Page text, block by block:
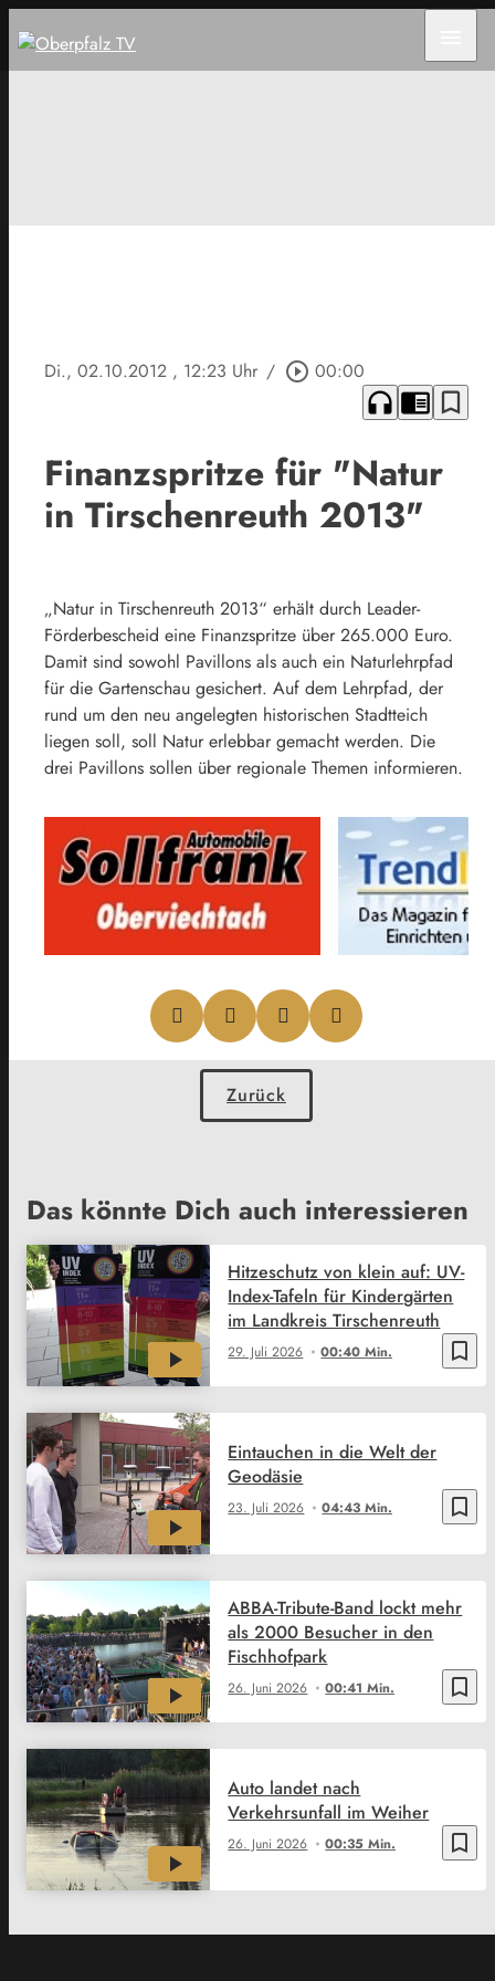
Di., 02.10.2012 , 12:23 Uhr / play_circle_outline 00:00
headphones chrome_reader_mode bookmark_border
Finanzspritze für "Natur
in Tirschenreuth 2013"
„Natur in Tirschenreuth 2013“ erhält durch Leader-
Förderbescheid eine Finanzspritze über 265.000 Euro.
Damit sind sowohl Pavillons als auch ein Naturlehrpfad
für die Gartenschau gesichert. Auf dem Lehrpfad, der
rund um den neu angelegten historischen Stadtteich
liegen soll, soll Natur erlebbar gemacht werden. Die
drei Pavillons sollen über regionale Themen informieren.
Zurück
Das könnte Dich auch interessieren
bookmark_border
29. Juli 2026 00:40 Min.
Hitzeschutz von klein auf: UV-
Index-Tafeln für Kindergärten
im Landkreis Tirschenreuth
bookmark_border
23. Juli 2026 04:43 Min.
Eintauchen in die Welt der
Geodäsie
bookmark_border
26. Juni 2026 00:41 Min.
ABBA-Tribute-Band lockt mehr
als 2000 Besucher in den
Fischhofpark
bookmark_border
26. Juni 2026 00:35 Min.
Auto landet nach
Verkehrsunfall im Weiher